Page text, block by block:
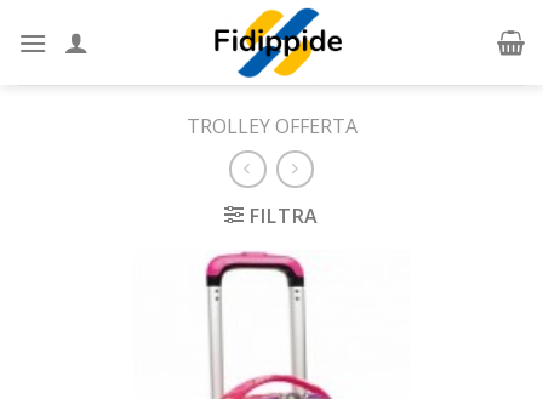
TROLLEY OFFERTA
FILTRA